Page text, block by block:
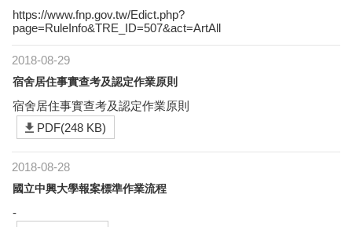
https://www.fnp.gov.tw/Edict.php?
page=RuleInfo&TRE_ID=507&act=ArtAll
2018-08-29
宿舍居住事實查考及認定作業原則
宿舍居住事實查考及認定作業原則
PDF(248 KB)
2018-08-28
國立中興大學報案標準作業流程
-